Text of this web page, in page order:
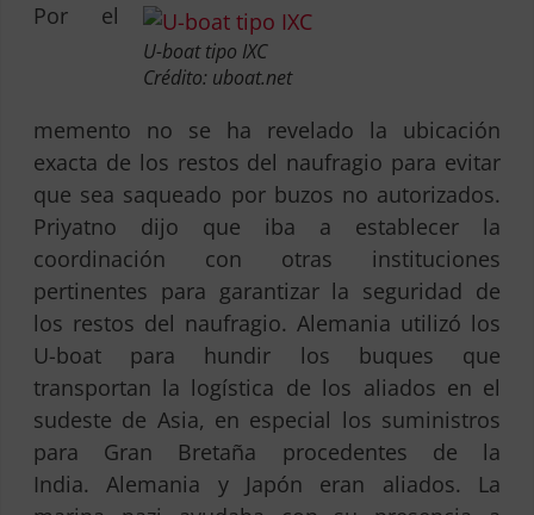
U-boat tipo IXC
Crédito: uboat.net
Por el
memento no se ha revelado la ubicación
exacta de los restos del naufragio para evitar
que sea saqueado por buzos no autorizados.
Priyatno dijo que iba a establecer la
coordinación con otras instituciones
pertinentes para garantizar la seguridad de
los restos del naufragio. Alemania utilizó los
U-boat para hundir los buques que
transportan la logística de los aliados en el
sudeste de Asia, en especial los suministros
para Gran Bretaña procedentes de la
India. Alemania y Japón eran aliados. La